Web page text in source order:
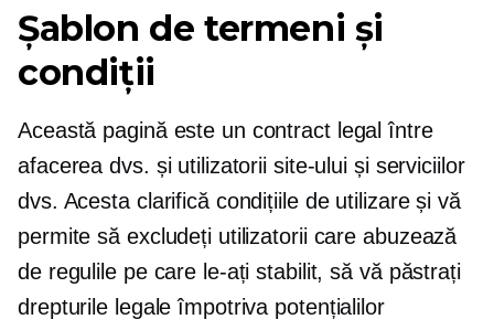
Șablon de termeni și
condiții
Această pagină este un contract legal între
afacerea dvs. și utilizatorii site-ului și serviciilor
dvs. Acesta clarifică condițiile de utilizare și vă
permite să excludeți utilizatorii care abuzează
de regulile pe care le-ați stabilit, să vă păstrați
drepturile legale împotriva potențialilor